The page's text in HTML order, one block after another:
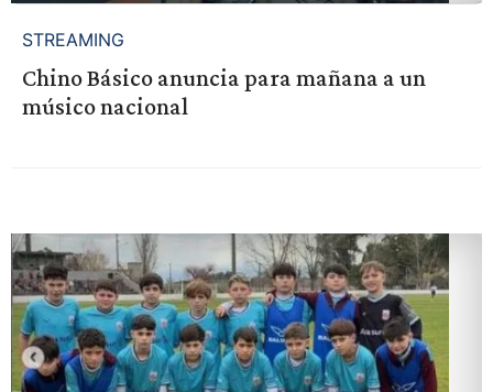
STREAMING
Chino Básico anuncia para mañana a un
músico nacional